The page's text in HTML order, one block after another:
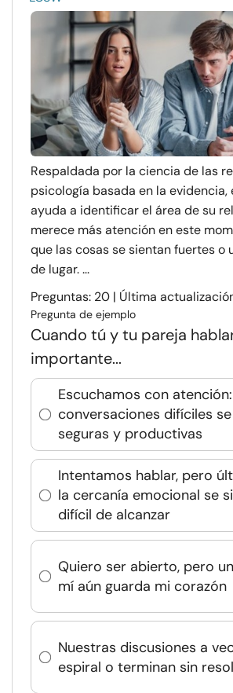
Respaldada por la ciencia de las
psicología basada en la evidencia,
ayuda a identificar el área de su
merece más atención en este
que las cosas se sientan fuertes o
de lugar. ...
Preguntas: 20 | Última
Pregunta de ejemplo
Cuando tú y tu pareja
importante...
Escuchamos con
conversaciones difíciles
seguras y productivas
Intentamos hablar, pero
la cercanía emocional se
difícil de alcanzar
Quiero ser abierto, pero
mí aún guarda mi corazón
Nuestras discusiones a
espiral o terminan sin